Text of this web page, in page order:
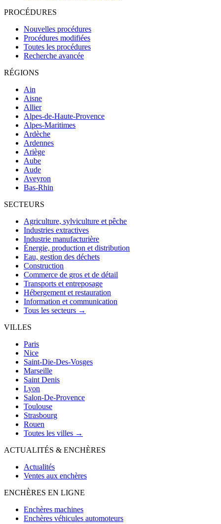
PROCÉDURES
Nouvelles procédures
Procédures modifiées
Toutes les procédures
Recherche avancée
RÉGIONS
Ain
Aisne
Allier
Alpes-de-Haute-Provence
Alpes-Maritimes
Ardèche
Ardennes
Ariège
Aube
Aude
Aveyron
Bas-Rhin
SECTEURS
Agriculture, sylviculture et pêche
Industries extractives
Industrie manufacturière
Énergie, production et distribution
Eau, gestion des déchets
Construction
Commerce de gros et de détail
Transports et entreposage
Hébergement et restauration
Information et communication
Tous les secteurs →
VILLES
Paris
Nice
Saint-Die-Des-Vosges
Marseille
Saint Denis
Lyon
Salon-De-Provence
Toulouse
Strasbourg
Rouen
Toutes les villes →
ACTUALITÉS & ENCHÈRES
Actualités
Ventes aux enchères
ENCHÈRES EN LIGNE
Enchères machines
Enchères véhicules automoteurs